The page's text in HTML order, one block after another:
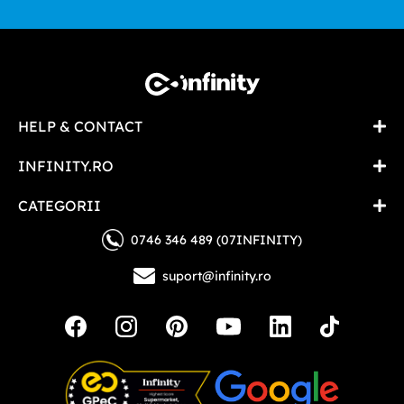
HELP & CONTACT
INFINITY.RO
CATEGORII
0746 346 489 (07INFINITY)
suport@infinity.ro